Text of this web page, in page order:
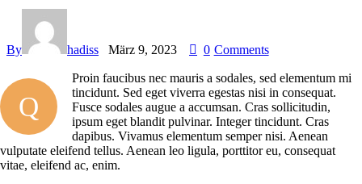
By hadiss März 9, 2023 0 Comments
Q
Proin faucibus nec mauris a sodales, sed elementum mi
tincidunt. Sed eget viverra egestas nisi in consequat.
Fusce sodales augue a accumsan. Cras sollicitudin,
ipsum eget blandit pulvinar. Integer tincidunt. Cras
dapibus. Vivamus elementum semper nisi. Aenean
vulputate eleifend tellus. Aenean leo ligula, porttitor eu, consequat
vitae, eleifend ac, enim.